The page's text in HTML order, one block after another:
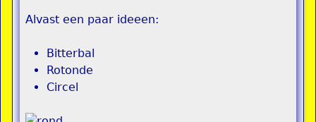
Alvast een paar ideeen:
Bitterbal
Rotonde
Circel